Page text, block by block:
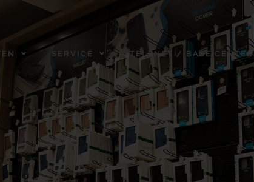
SERVICE TELENET / BASE CENTER